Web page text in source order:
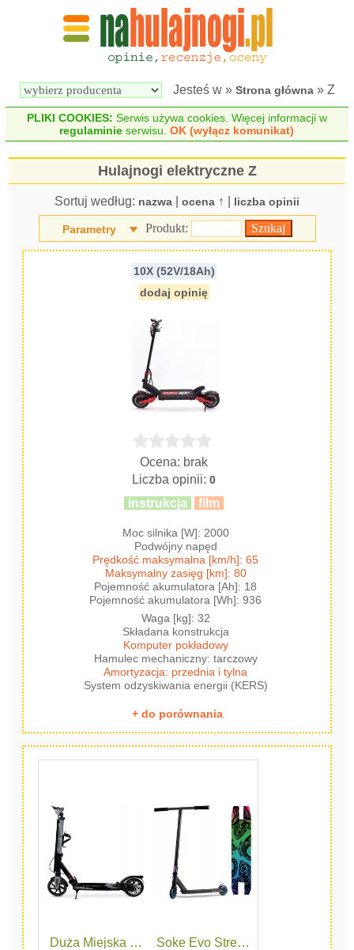
Wyszukiwarka
elektrycznych
elektrycznych
Jesteś w » Strona główna» Z
PLIKI COOKIES: Serwis używa cookies. Więcej informacji w
regulaminie serwisu.OK (wyłącz komunikat)
Hulajnogi elektryczne Z
Sortuj według: nazwa ocena ↑ | liczba opinii
Parametry Produkt:
10X (52V/18Ah)
dodaj opinię
Ocena: brak
Liczba opinii:0
instrukcja film
Moc silnika [W]: 2000
Podwójny napęd
Prędkość maksymalna [km/h]: 65
Maksymalny zasięg [km]: 80
Pojemność akumulatora [Ah]: 18
Pojemność akumulatora [Wh]: 936
Waga [kg]: 32
Składana konstrukcja
Komputer pokładowy
Hamulec mechaniczny: tarczowy
Amortyzacja: przednia i tylna
System odzyskiwania energii (KERS)
+ do porównania
Duża Miejska Hulajnoga Bergen Classic Z
Soke Evo Street Black